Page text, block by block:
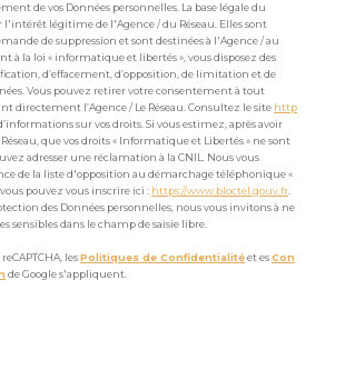
de vos Données personnelles. La base légale du
légitime de l'Agence / du Réseau. Elles sont
de suppression et sont destinées à l'Agence / au
à la loi « informatique et libertés », vous disposez des
d’effacement, d’opposition, de limitation et de
Vous pouvez retirer votre consentement à tout
directement l’Agence / Le Réseau. Consultez le site http
sur vos droits. Si vous estimez, après avoir
que vos droits « Informatique et Libertés » ne sont
adresser une réclamation à la CNIL. Nous vous
de la liste d'opposition au démarchage téléphonique «
pouvez vous inscrire ici : https://www.bloctel.gouv.fr.
des Données personnelles, nous vous invitons à ne
sensibles dans le champ de saisie libre.
lesPolitiques de Confidentialitéet esCon
de Google s'appliquent.